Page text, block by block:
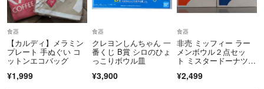
食器
【カルディ】メラミン
プレート 手ぬぐい コ
ットンエコバッグ
¥1,999
食器
クレヨンしんちゃん 一
番くじ B賞 シロのひょ
っこりボウル皿
¥3,900
食器
非売 ミッフィー ラー
メンボウル２点セッ
ト ミスタードーナツコ
¥2,499